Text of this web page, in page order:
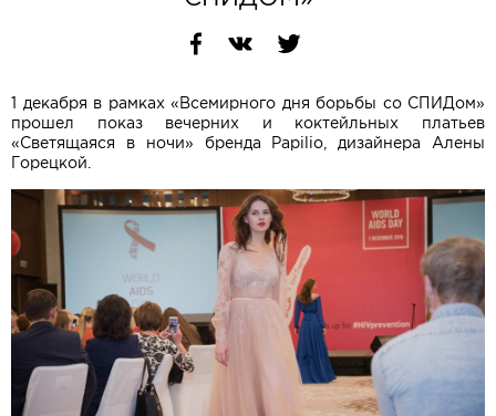
1 декабря в рамках «Всемирного дня борьбы со СПИДом»
прошел показ вечерних и коктейльных платьев
«Светящаяся в ночи» бренда Papilio, дизайнера Алены
Горецкой.